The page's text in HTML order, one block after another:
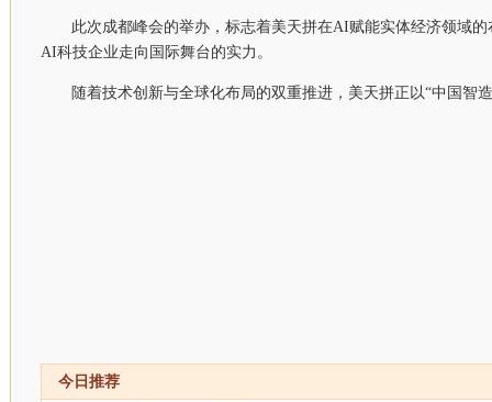
此次成都峰会的举办，标志着美天拼在AI赋能实体经济领域
AI科技企业走向国际舞台的实力。
随着技术创新与全球化布局的双重推进，美天拼正以“中国智
今日推荐